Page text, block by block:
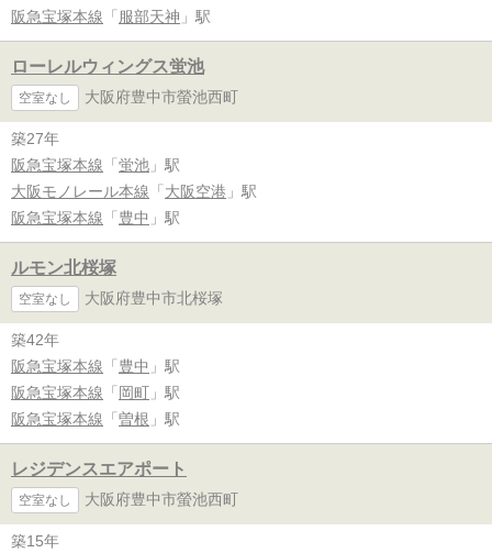
阪急宝塚本線 「 服部天神 」駅
ローレルウィングス蛍池
空室なし 大阪府豊中市螢池西町
築27年
阪急宝塚本線 「 蛍池 」駅
大阪モノレール本線 「 大阪空港 」駅
阪急宝塚本線 「 豊中 」駅
ルモン北桜塚
空室なし 大阪府豊中市北桜塚
築42年
阪急宝塚本線 「 豊中 」駅
阪急宝塚本線 「 岡町 」駅
阪急宝塚本線 「 曽根 」駅
レジデンスエアポート
空室なし 大阪府豊中市螢池西町
築15年